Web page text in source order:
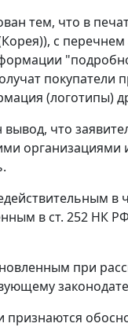
тем, что в
с
(логотипы)
что
организациями
в
в ст. 252 НК
при
признаются